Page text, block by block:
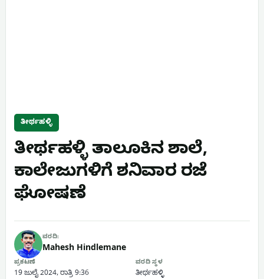
ತೀರ್ಥಹಳ್ಳಿ
ತೀರ್ಥಹಳ್ಳಿ ತಾಲೂಕಿನ ಶಾಲೆ,
ಕಾಲೇಜುಗಳಿಗೆ ಶನಿವಾರ ರಜೆ
ಘೋಷಣೆ
ವರದಿ:
Mahesh Hindlemane
ಪ್ರಕಟಣೆ
19 ಜುಲೈ 2024, ರಾತ್ರಿ 9:36
ವರದಿ ಸ್ಥಳ
ತೀರ್ಥಹಳ್ಳಿ